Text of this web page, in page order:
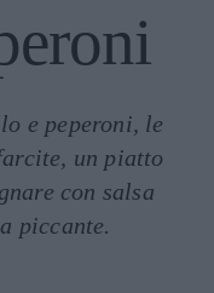
e peperoni, le
un piatto
con salsa
piccante.